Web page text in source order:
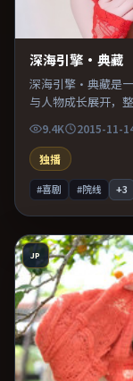
深海引擎·典藏
深海引擎·典藏是
与人物成长展开，
9.4K 2015-11-
独播
#喜剧 #院线 +3
JP